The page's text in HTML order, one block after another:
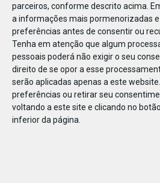
parceiros, conforme descrito acima.
a informações mais pormenorizadas
preferências antes de consentir ou
Tenha em atenção que algum
pessoais poderá não exigir o seu
direito de se opor a esse
serão aplicadas apenas a este
preferências ou retirar seu
voltando a este site e clicando no
inferior da página.